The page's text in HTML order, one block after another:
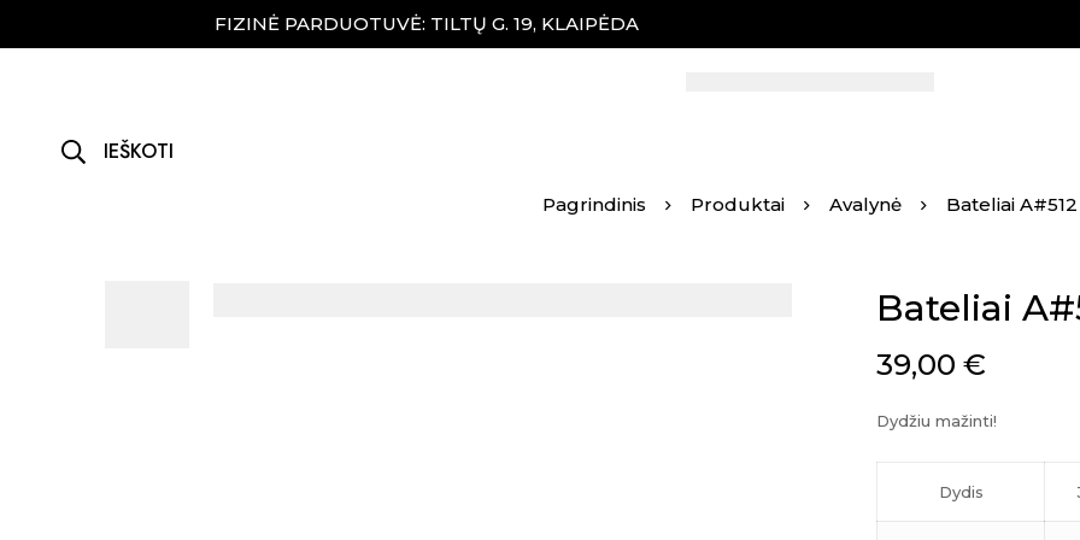
FIZINĖ PARDUOTUVĖ: TILTŲ G. 19, KLAIPĖDA
IEŠKOTI
Pagrindinis Produktai Avalynė Bateliai A#512
Bateliai
39,00 €
Dydžiu mažinti!
Dydis